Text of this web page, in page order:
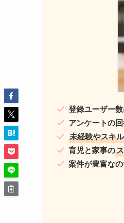
登録ユーザー
アンケートの
未経験やスキ
育児と家事の
案件が豊富な